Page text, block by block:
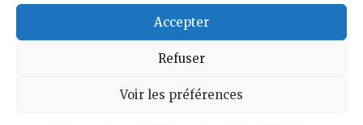
Accepter
Refuser
Voir les préférences